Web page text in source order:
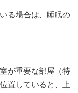
る場合は、睡眠の
が重要な部屋（特
置していると、上